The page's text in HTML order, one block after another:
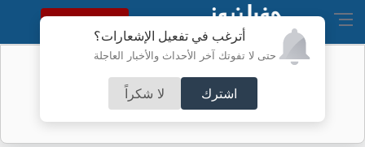
أترغب في تفعيل الإشعارات؟
حتى لا تفوتك آخر الأحداث والأخبار العاجلة
اشترك لا شكراً
النسخة الكاملة
داخله جثة